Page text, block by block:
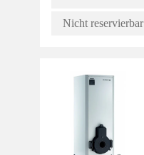
Nicht reservierbar